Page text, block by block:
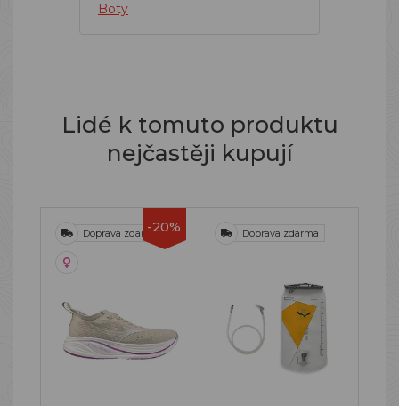
Boty
Lidé k tomuto produktu
nejčastěji kupují
-20%
Doprava zdarma Doprava zdarma